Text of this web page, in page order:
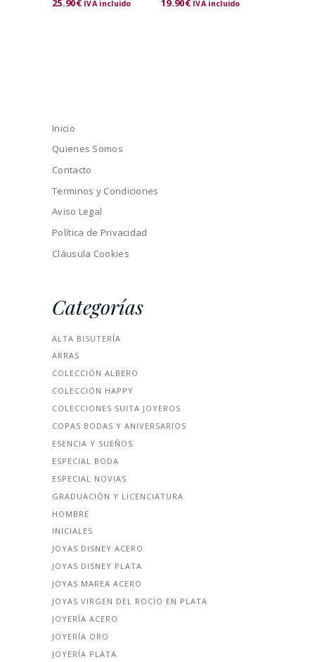
25.90€ IVA incluido 19.90€ IVA incluido
Inicio
Quienes Somos
Contacto
Terminos y Condiciones
Aviso Legal
Política de Privacidad
Cláusula Cookies
Categorías
ALTA BISUTERÍA
ARRAS
COLECCIÓN ALBERO
COLECCIÓN HAPPY
COLECCIONES SUITA JOYEROS
COPAS BODAS Y ANIVERSARIOS
ESENCIA Y SUEÑOS
ESPECIAL BODA
ESPECIAL NOVIAS
GRADUACIÓN Y LICENCIATURA
HOMBRE
INICIALES
JOYAS DISNEY ACERO
JOYAS DISNEY PLATA
JOYAS MAREA ACERO
JOYAS VIRGEN DEL ROCÍO EN PLATA
JOYERÍA ACERO
JOYERÍA ORO
JOYERÍA PLATA